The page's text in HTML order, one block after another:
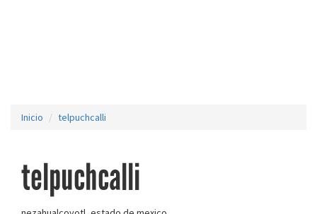
Inicio telpuchcalli
telpuchcalli